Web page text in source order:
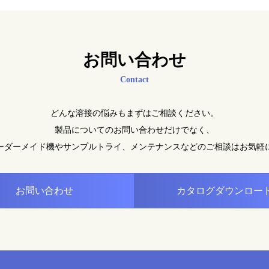
お問い合わせ
Contact
どんな溶接の悩みもまずはご相談ください。
製品についてのお問い合わせだけでなく、
ダーメイド機やサンプルトライ、メンテナンスなどのご相談はお気軽
お問い合わせ カタログダウンロー